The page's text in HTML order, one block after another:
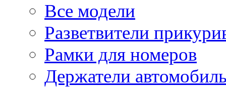
Все модели
Разветвители
Рамки для номеров
Держатели